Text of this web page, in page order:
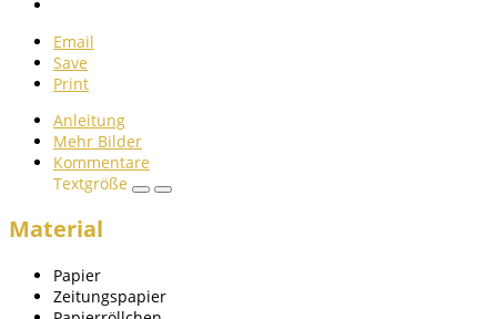
Email
Save
Print
Anleitung
Mehr Bilder
Kommentare
Textgröße
Material
Papier
Zeitungspapier